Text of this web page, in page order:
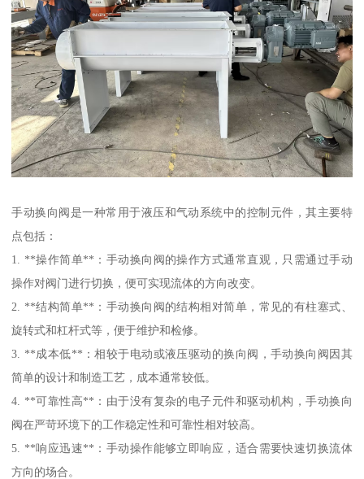
手动换向阀是一种常用于液压和气动系统中的控制元件，其主要特
点包括：
1. **操作简单**：手动换向阀的操作方式通常直观，只需通过手动
操作对阀门进行切换，便可实现流体的方向改变。
2. **结构简单**：手动换向阀的结构相对简单，常见的有柱塞式、
旋转式和杠杆式等，便于维护和检修。
3. **成本低**：相较于电动或液压驱动的换向阀，手动换向阀因其
简单的设计和制造工艺，成本通常较低。
4. **可靠性高**：由于没有复杂的电子元件和驱动机构，手动换向
阀在严苛环境下的工作稳定性和可靠性相对较高。
5. **响应迅速**：手动操作能够立即响应，适合需要快速切换流体
方向的场合。